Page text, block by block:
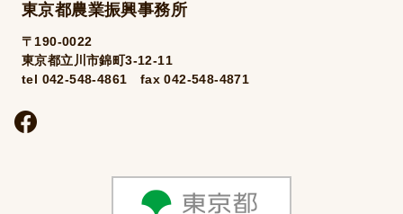
東京都農業振興事務所
〒190-0022
東京都立川市錦町3-12-11
tel 042-548-4861 fax 042-548-4871